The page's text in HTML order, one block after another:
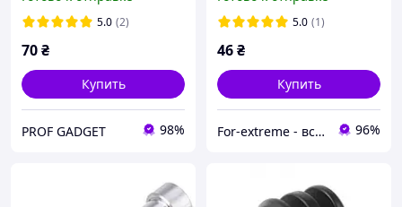
5.0 (2)
70₴
Купить
PROF GADGET 98%
5.0 (1)
46₴
Купить
For-extreme - все для фото- та відео блогу 96%